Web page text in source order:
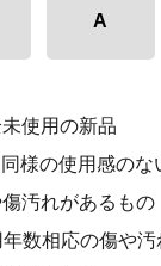
A
使用の新品
様の使用感のな
汚れがあるもの
数相応の傷や汚